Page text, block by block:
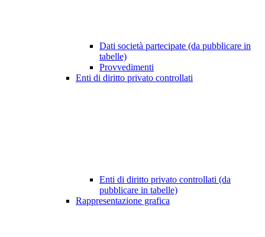
Dati società partecipate (da pubblicare in
tabelle)
Provvedimenti
Enti di diritto privato controllati
Enti di diritto privato controllati (da
pubblicare in tabelle)
Rappresentazione grafica